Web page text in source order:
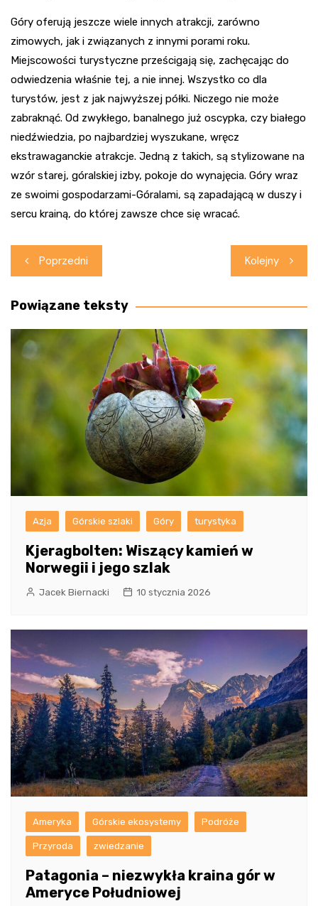
Góry oferują jeszcze wiele innych atrakcji, zarówno
zimowych, jak i związanych z innymi porami roku.
Miejscowości turystyczne prześcigają się, zachęcając do
odwiedzenia właśnie tej, a nie innej. Wszystko co dla
turystów, jest z jak najwyższej półki. Niczego nie może
zabraknąć. Od zwykłego, banalnego już oscypka, czy białego
niedźwiedzia, po najbardziej wyszukane, wręcz
ekstrawaganckie atrakcje. Jedną z takich, są stylizowane na
wzór starej, góralskiej izby, pokoje do wynajęcia. Góry wraz
ze swoimi gospodarzami-Góralami, są zapadającą w duszy i
sercu krainą, do której zawsze chce się wracać.
Nawigacja
wpisu
Poprzedni Kolejny
Powiązane teksty
Azja Górskie szlaki Góry turystyka
Kjeragbolten: Wiszący kamień w
Norwegii i jego szlak
Jacek Biernacki 10 stycznia 2026
Ameryka Górskie ekosystemy Podróże
Przyroda zwiedzanie
Patagonia – niezwykła kraina gór w
Ameryce Południowej